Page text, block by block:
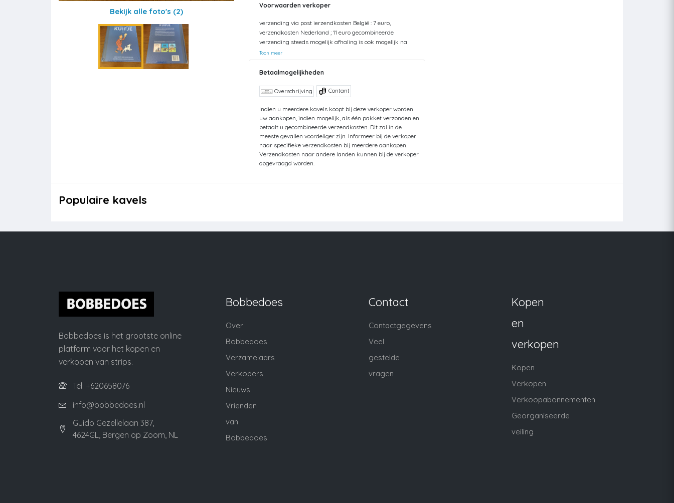
Bekijk alle foto's (2)
Voorwaarden verkoper
verzending via post ierzendkosten België : 7 euro,
verzendkosten Nederland ; 11 euro gecombineerde
verzending steeds mogelijk afhaling is ook mogelijk na
afspraak
Toon meer
Betaalmogelijkheden
Overschrijving Contant
Indien u meerdere kavels koopt bij deze verkoper worden
uw aankopen, indien mogelijk, als één pakket verzonden en
betaalt u gecombineerde verzendkosten. Dit zal in de
meeste gevallen voordeliger zijn. Informeer bij de verkoper
naar specifieke verzendkosten bij meerdere aankopen.
Verzendkosten naar andere landen kunnen bij de verkoper
opgevraagd worden.
Populaire kavels
Bobbedoes is het grootste online
platform voor het kopen en
verkopen van strips.
Tel: +620658076
info@bobbedoes.nl
Guido Gezellelaan 387,
4624GL, Bergen op Zoom, NL
Bobbedoes
Over
Bobbedoes
Verzamelaars
Verkopers
Nieuws
Vrienden
van
Bobbedoes
Contact
Contactgegevens
Veel
gestelde
vragen
Kopen
en
verkopen
Kopen
Verkopen
Verkoopabonnementen
Georganiseerde
veiling